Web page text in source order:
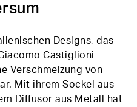
Designs, das
Castiglioni
Verschmelzung von
Mit ihrem Sockel aus
Diffusor aus Metall hat